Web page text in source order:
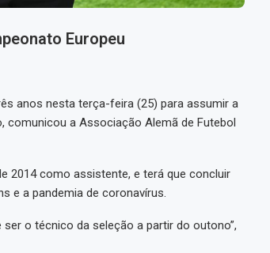
Europeu
anos nesta terça-feira (25) para assumir a
comunicou a Associação Alemã de Futebol
2014 como assistente, e terá que concluir
e a pandemia de coronavírus.
o técnico da seleção a partir do outono”,